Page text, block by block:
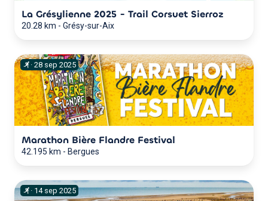
La Grésylienne 2025 - Trail Corsuet Sierroz
20.28 km - Grésy-sur-Aix
· 28 sep 2025
Marathon Bière Flandre Festival
42.195 km - Bergues
· 14 sep 2025